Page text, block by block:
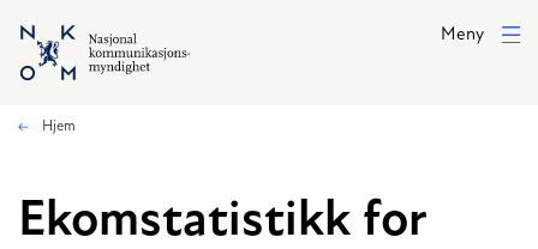
Hopp til hovedinnhold
Meny
Hjem
Ekomstatistikk for